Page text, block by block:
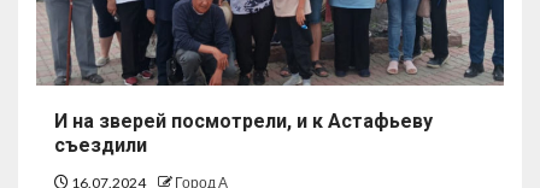
И на зверей посмотрели, и к Астафьеву
съездили
16.07.2024 Город А